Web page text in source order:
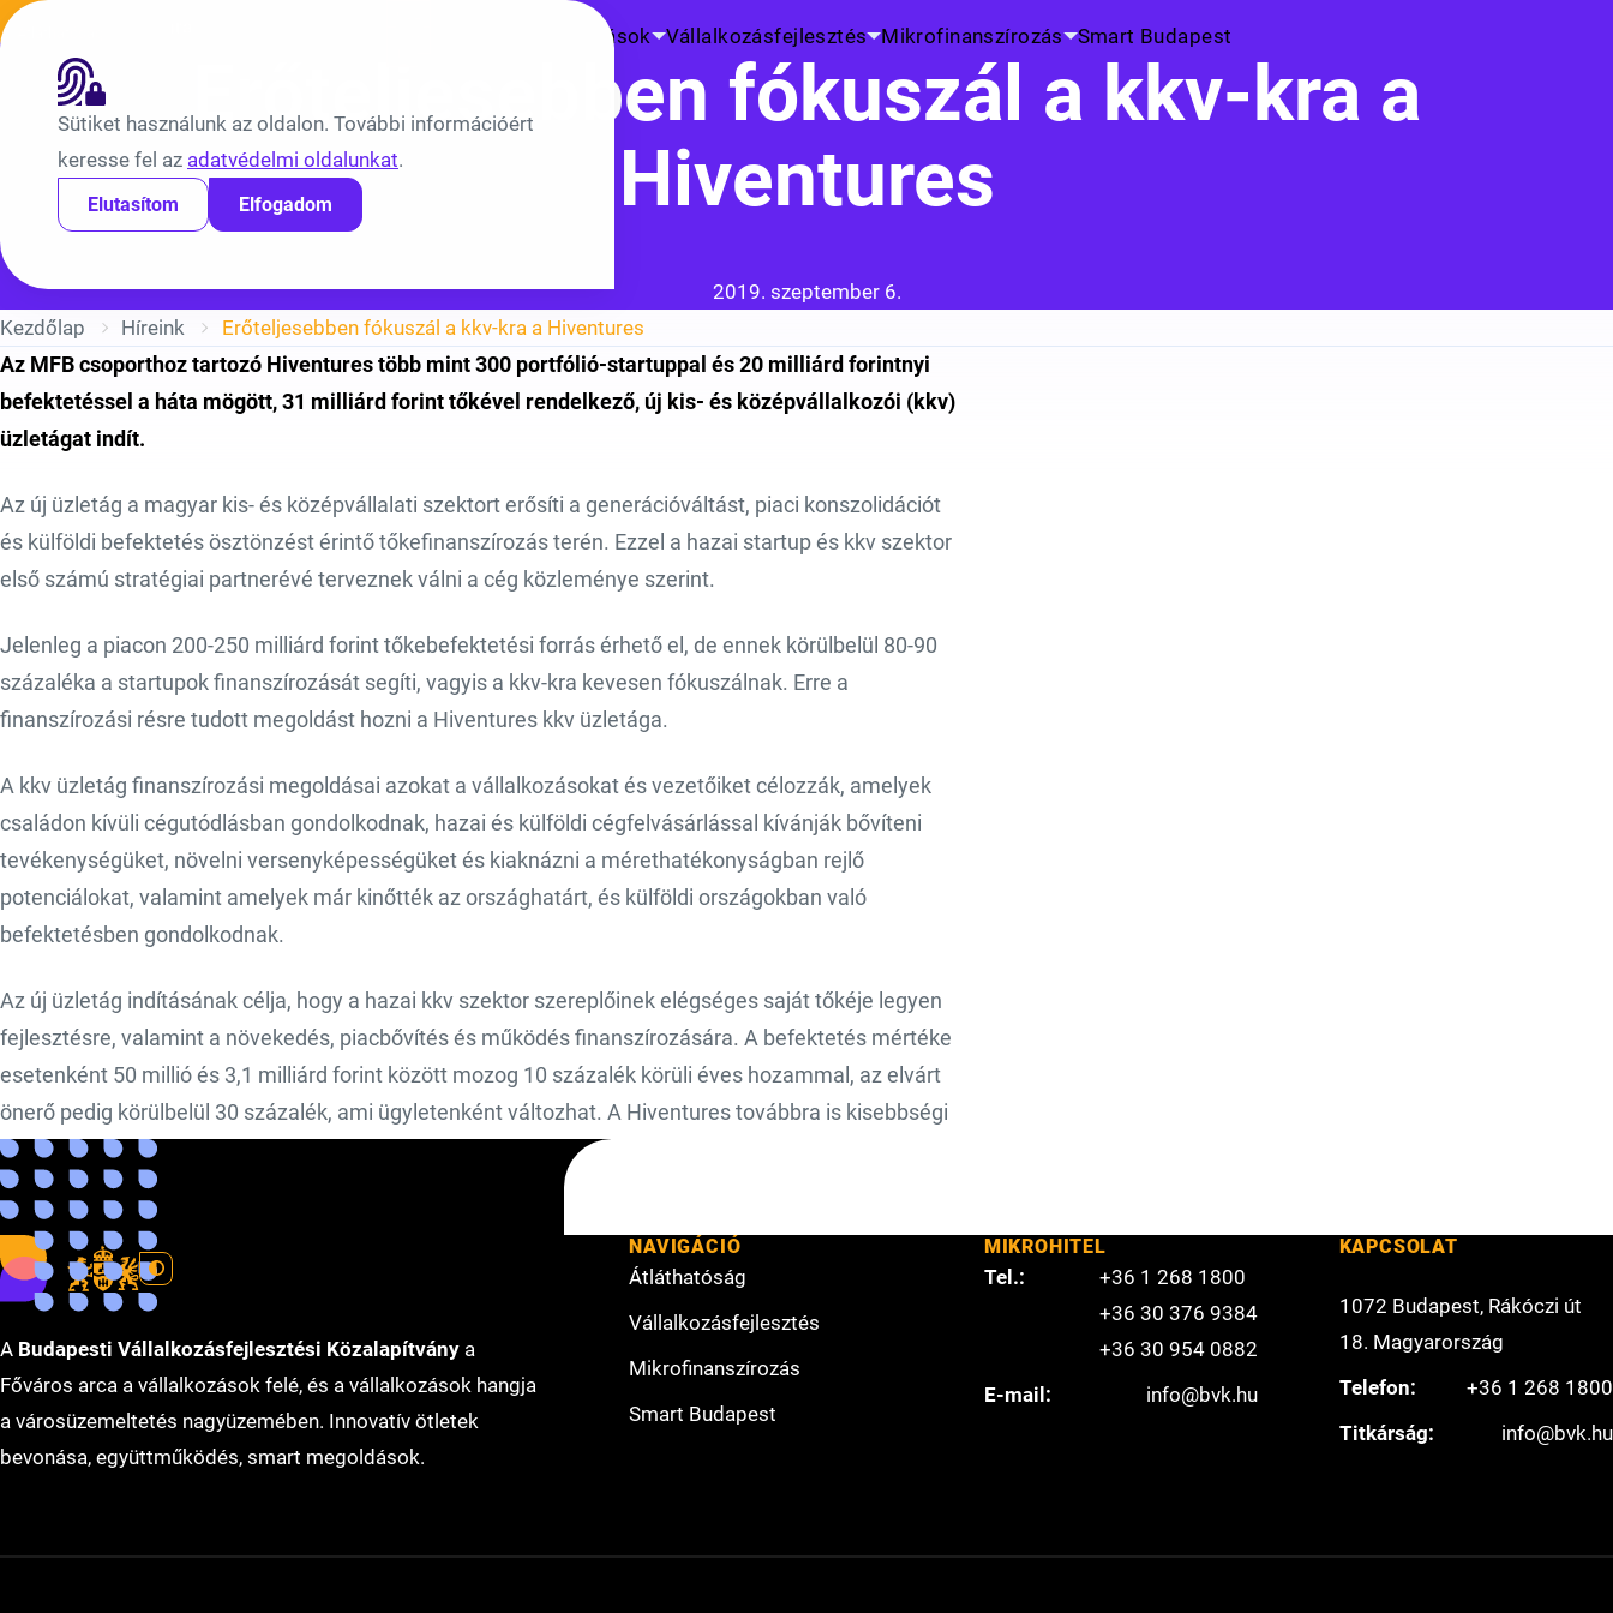
Sütiket használunk az oldalon. További információért
keresse fel az adatvédelmi oldalunkat.
Elutasítom Elfogadom
Kutatások Vállalkozásfejlesztés Mikrofinanszírozás Smart Budapest
Erőteljesebben fókuszál a kkv-kra a
Hiventures
Közzétéve:
2019. szeptember 6.
Kezdőlap
Híreink
Erőteljesebben fókuszál a kkv-kra a Hiventures
Az MFB csoporthoz tartozó Hiventures több mint 300 portfólió-startuppal és 20 milliárd forintnyi
befektetéssel a háta mögött, 31 milliárd forint tőkével rendelkező, új kis- és középvállalkozói (kkv)
üzletágat indít.
Az új üzletág a magyar kis- és középvállalati szektort erősíti a generációváltást, piaci konszolidációt
és külföldi befektetés ösztönzést érintő tőkefinanszírozás terén. Ezzel a hazai startup és kkv szektor
első számú stratégiai partnerévé terveznek válni a cég közleménye szerint.
Jelenleg a piacon 200-250 milliárd forint tőkebefektetési forrás érhető el, de ennek körülbelül 80-90
százaléka a startupok finanszírozását segíti, vagyis a kkv-kra kevesen fókuszálnak. Erre a
finanszírozási résre tudott megoldást hozni a Hiventures kkv üzletága.
A kkv üzletág finanszírozási megoldásai azokat a vállalkozásokat és vezetőiket célozzák, amelyek
családon kívüli cégutódlásban gondolkodnak, hazai és külföldi cégfelvásárlással kívánják bővíteni
tevékenységüket, növelni versenyképességüket és kiaknázni a mérethatékonyságban rejlő
potenciálokat, valamint amelyek már kinőtték az országhatárt, és külföldi országokban való
befektetésben gondolkodnak.
Az új üzletág indításának célja, hogy a hazai kkv szektor szereplőinek elégséges saját tőkéje legyen
fejlesztésre, valamint a növekedés, piacbővítés és működés finanszírozására. A befektetés mértéke
esetenként 50 millió és 3,1 milliárd forint között mozog 10 százalék körüli éves hozammal, az elvárt
önerő pedig körülbelül 30 százalék, ami ügyletenként változhat. A Hiventures továbbra is kisebbségi
tulajdonos marad minden esetben – tették hozzá.
(Forrás: MTI)
A Budapesti Vállalkozásfejlesztési Közalapítvány a
Főváros arca a vállalkozások felé, és a vállalkozások hangja
a városüzemeltetés nagyüzemében. Innovatív ötletek
bevonása, együttműködés, smart megoldások.
NAVIGÁCIÓ
Átláthatóság
Vállalkozásfejlesztés
Mikrofinanszírozás
Smart Budapest
MIKROHITEL
Tel.:
+36 1 268 1800
+36 30 376 9384
+36 30 954 0882
E-mail:
info@bvk.hu
KAPCSOLAT
1072 Budapest, Rákóczi út
18. Magyarország
Telefon:
+36 1 268 1800
Titkárság:
info@bvk.hu